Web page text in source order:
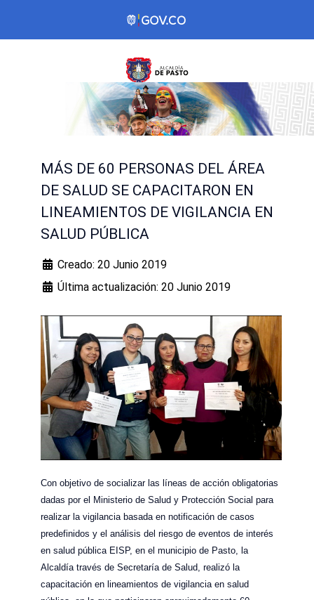
MÁS DE 60 PERSONAS DEL ÁREA
DE SALUD SE CAPACITARON EN
LINEAMIENTOS DE VIGILANCIA EN
SALUD PÚBLICA
Creado: 20 Junio 2019
Última actualización: 20 Junio 2019
Con objetivo de socializar las líneas de acción obligatorias
dadas por el Ministerio de Salud y Protección Social para
realizar la vigilancia basada en notificación de casos
predefinidos y el análisis del riesgo de eventos de interés
en salud pública EISP, en el municipio de Pasto, la
Alcaldía través de Secretaría de Salud, realizó la
capacitación en lineamientos de vigilancia en salud